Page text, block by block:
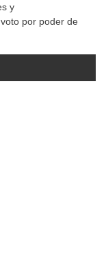
y
por poder de